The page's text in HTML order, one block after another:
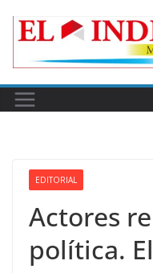
EDITORIAL
Actores
política.